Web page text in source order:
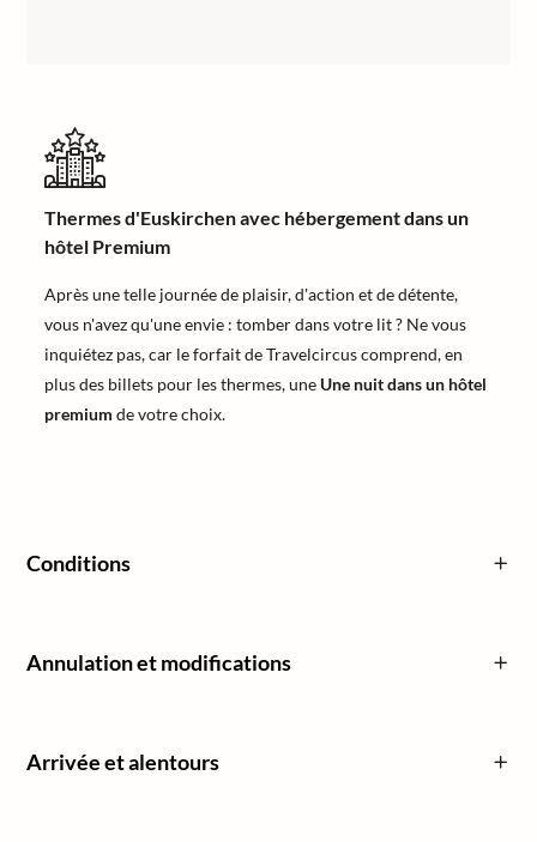
Thermes d'Euskirchen avec hébergement dans un
hôtel Premium
Après une telle journée de plaisir, d'action et de détente,
vous n'avez qu'une envie : tomber dans votre lit ? Ne vous
inquiétez pas, car le forfait de Travelcircus comprend, en
plus des billets pour les thermes, une Une nuit dans un hôtel
premium de votre choix.
Conditions
Annulation et modifications
Arrivée et alentours